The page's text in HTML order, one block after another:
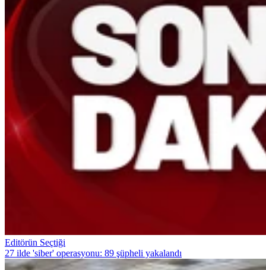
Editörün Seçtiği
27 ilde 'siber' operasyonu: 89 şüpheli yakalandı